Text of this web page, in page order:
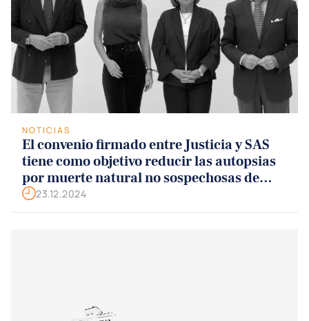
NOTICIAS
El convenio firmado entre Justicia y SAS
tiene como objetivo reducir las autopsias
por muerte natural no sospechosas de
criminalidad
23.12.2024